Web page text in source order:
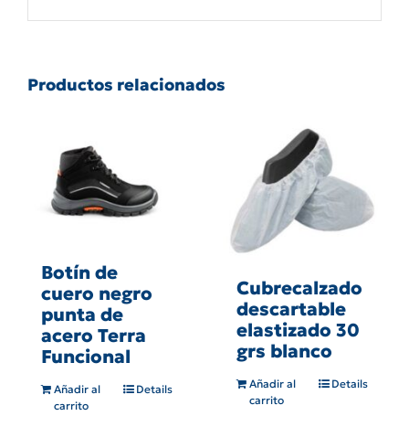
Productos relacionados
Botín de
cuero negro
punta de
acero Terra
Funcional
Añadir al
carrito
Details
Cubrecalzado
descartable
elastizado 30
grs blanco
Añadir al
carrito
Details